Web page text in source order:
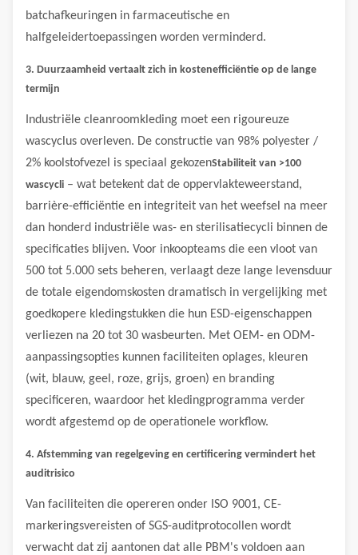
batchafkeuringen in farmaceutische en
halfgeleidertoepassingen worden verminderd.
3. Duurzaamheid vertaalt zich in kostenefficiëntie op de lange
termijn
Industriële cleanroomkleding moet een rigoureuze
wascyclus overleven. De constructie van 98% polyester /
2% koolstofvezel is speciaal gekozenStabiliteit van >100
wascycli – wat betekent dat de oppervlakteweerstand,
barrière-efficiëntie en integriteit van het weefsel na meer
dan honderd industriële was- en sterilisatiecycli binnen de
specificaties blijven. Voor inkoopteams die een vloot van
500 tot 5.000 sets beheren, verlaagt deze lange levensduur
de totale eigendomskosten dramatisch in vergelijking met
goedkopere kledingstukken die hun ESD-eigenschappen
verliezen na 20 tot 30 wasbeurten. Met OEM- en ODM-
aanpassingsopties kunnen faciliteiten oplages, kleuren
(wit, blauw, geel, roze, grijs, groen) en branding
specificeren, waardoor het kledingprogramma verder
wordt afgestemd op de operationele workflow.
4. Afstemming van regelgeving en certificering vermindert het
auditrisico
Van faciliteiten die opereren onder ISO 9001, CE-
markeringsvereisten of SGS-auditprotocollen wordt
verwacht dat zij aantonen dat alle PBM's voldoen aan